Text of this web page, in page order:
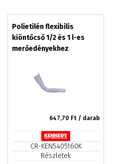
Polietilén flexibilis
kiöntőcső 1/2 és 1 l-es
merőedényekhez
647,70 Ft / darab
CR-KEN5405160K
Részletek